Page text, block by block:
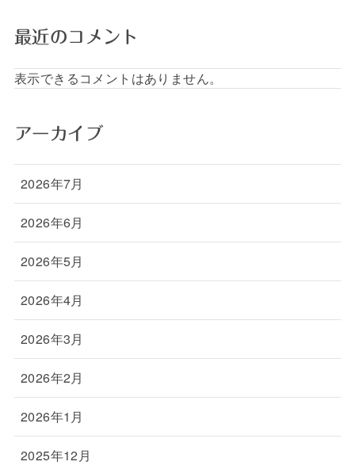
最近のコメント
表示できるコメントはありません。
アーカイブ
2026年7月
2026年6月
2026年5月
2026年4月
2026年3月
2026年2月
2026年1月
2025年12月